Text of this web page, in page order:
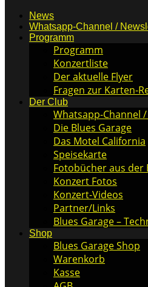
News
Whatsapp-Channel /
Programm
Programm
Konzertliste
Der aktuelle Flyer
Fragen zur Karten-
Der Club
Whatsapp-Channel
Die Blues Garage
Das Motel California
Speisekarte
Fotobücher aus der
Konzert Fotos
Konzert-Videos
Partner/Links
Blues Garage –
Shop
Blues Garage Shop
Warenkorb
Kasse